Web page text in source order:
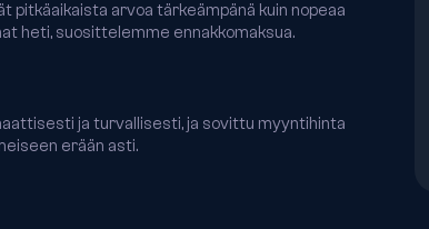
pitkäaikaista arvoa tärkeämpänä kuin nopeaa
heti, suosittelemme ennakkomaksua.
ja turvallisesti, ja sovittu myyntihinta
erään asti.